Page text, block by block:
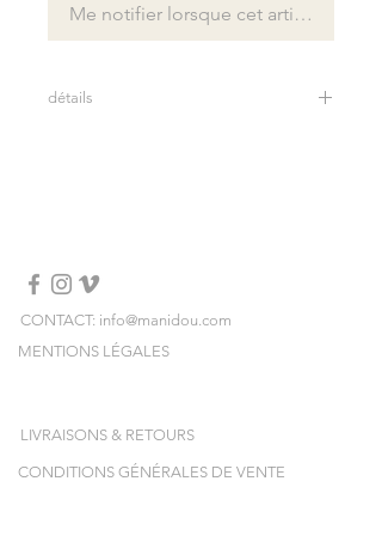
Me notifier lorsque cet article est
détails
CONTACT: info@manidou.com
MENTIONS LÉGALES
CONDITIONS GÉNÉRALES DE VENTE
LIVRAISONS & RETOURS